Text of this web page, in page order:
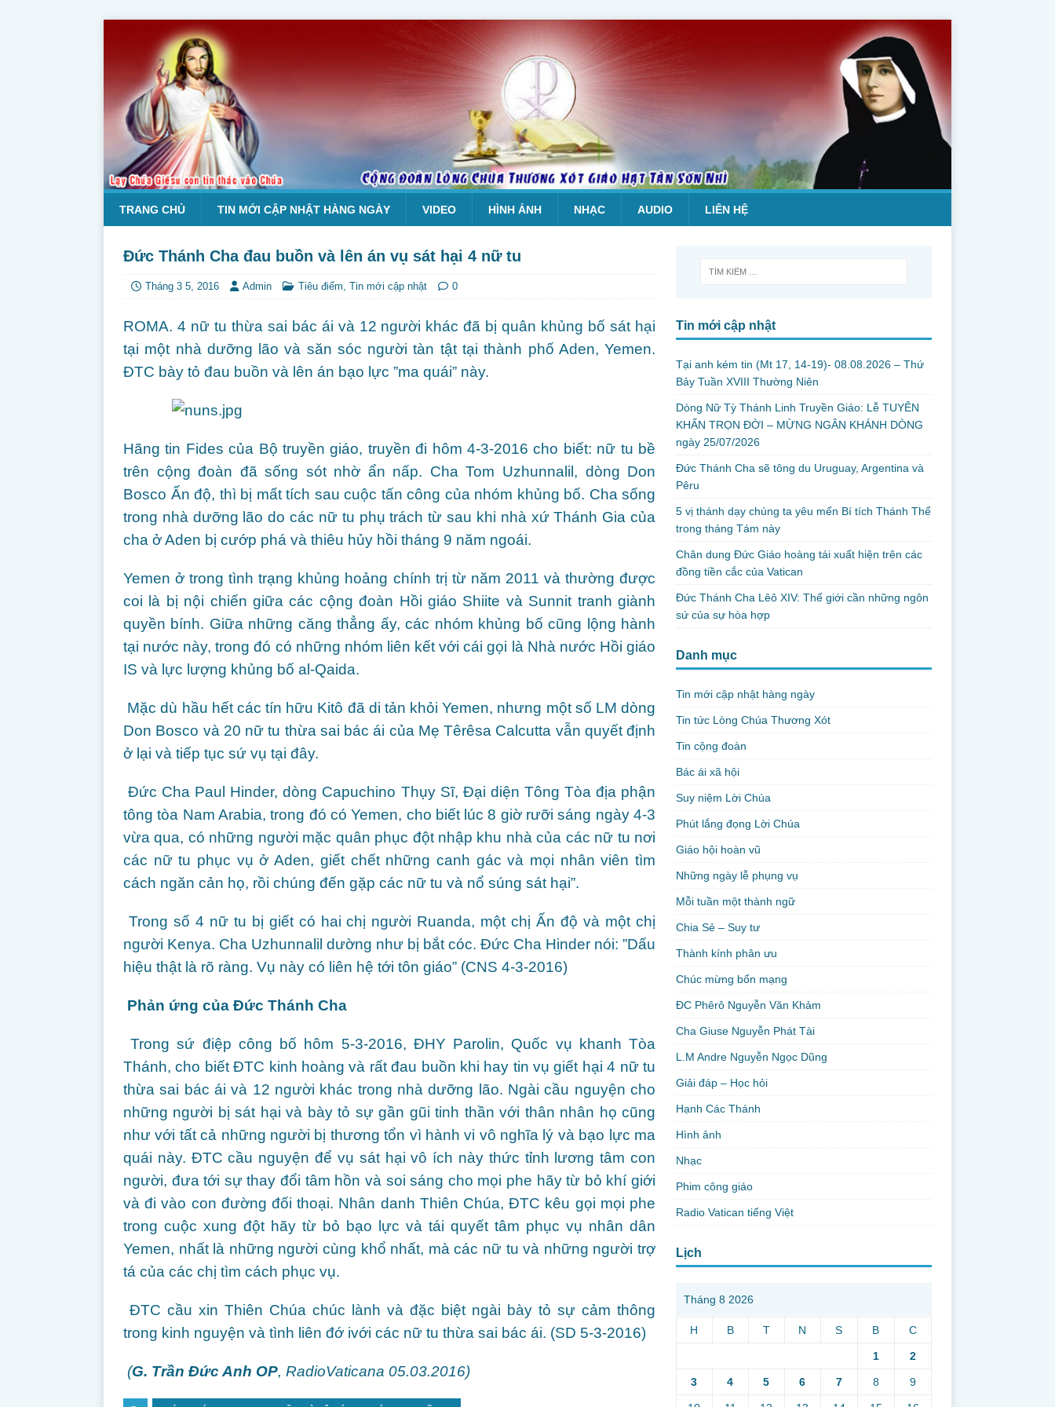
TRANG CHỦ TIN MỚI CẬP NHẬT HÀNG NGÀY VIDEO HÌNH ẢNH NHẠC AUDIO LIÊN HỆ
Đức Thánh Cha đau buồn và lên án vụ sát hại 4 nữ tu
Tháng 3 5, 2016 Admin Tiêu điểm, Tin mới cập nhật 0
ROMA. 4 nữ tu thừa sai bác ái và 12 người khác đã bị quân khủng bố sát hại
tại một nhà dưỡng lão và săn sóc người tàn tật tại thành phố Aden, Yemen.
ĐTC bày tỏ đau buồn và lên án bạo lực ”ma quái” này.
Hãng tin Fides của Bộ truyền giáo, truyền đi hôm 4-3-2016 cho biết: nữ tu bề
trên cộng đoàn đã sống sót nhờ ẩn nấp. Cha Tom Uzhunnalil, dòng Don
Bosco Ấn độ, thì bị mất tích sau cuộc tấn công của nhóm khủng bố. Cha sống
trong nhà dưỡng lão do các nữ tu phụ trách từ sau khi nhà xứ Thánh Gia của
cha ở Aden bị cướp phá và thiêu hủy hồi tháng 9 năm ngoái.
Yemen ở trong tình trạng khủng hoảng chính trị từ năm 2011 và thường được
coi là bị nội chiến giữa các cộng đoàn Hồi giáo Shiite và Sunnit tranh giành
quyền bính. Giữa những căng thẳng ấy, các nhóm khủng bố cũng lộng hành
tại nước này, trong đó có những nhóm liên kết với cái gọi là Nhà nước Hồi giáo
IS và lực lượng khủng bố al-Qaida.
Mặc dù hầu hết các tín hữu Kitô đã di tản khỏi Yemen, nhưng một số LM dòng
Don Bosco và 20 nữ tu thừa sai bác ái của Mẹ Têrêsa Calcutta vẫn quyết định
ở lại và tiếp tục sứ vụ tại đây.
Đức Cha Paul Hinder, dòng Capuchino Thụy Sĩ, Đại diện Tông Tòa địa phận
tông tòa Nam Arabia, trong đó có Yemen, cho biết lúc 8 giờ rưỡi sáng ngày 4-3
vừa qua, có những người mặc quân phục đột nhập khu nhà của các nữ tu nơi
các nữ tu phục vụ ở Aden, giết chết những canh gác và mọi nhân viên tìm
cách ngăn cản họ, rồi chúng đến gặp các nữ tu và nổ súng sát hại”.
Trong số 4 nữ tu bị giết có hai chị người Ruanda, một chị Ấn độ và một chị
người Kenya. Cha Uzhunnalil dường như bị bắt cóc. Đức Cha Hinder nói: ”Dấu
hiệu thật là rõ ràng. Vụ này có liên hệ tới tôn giáo” (CNS 4-3-2016)
Phản ứng của Đức Thánh Cha
Trong sứ điệp công bố hôm 5-3-2016, ĐHY Parolin, Quốc vụ khanh Tòa
Thánh, cho biết ĐTC kinh hoàng và rất đau buồn khi hay tin vụ giết hại 4 nữ tu
thừa sai bác ái và 12 người khác trong nhà dưỡng lão. Ngài cầu nguyện cho
những người bị sát hại và bày tỏ sự gần gũi tinh thần với thân nhân họ cũng
như với tất cả những người bị thương tổn vì hành vi vô nghĩa lý và bạo lực ma
quái này. ĐTC cầu nguyện để vụ sát hại vô ích này thức tỉnh lương tâm con
người, đưa tới sự thay đổi tâm hồn và soi sáng cho mọi phe hãy từ bỏ khí giới
và đi vào con đường đối thoại. Nhân danh Thiên Chúa, ĐTC kêu gọi mọi phe
trong cuộc xung đột hãy từ bỏ bạo lực và tái quyết tâm phục vụ nhân dân
Yemen, nhất là những người cùng khổ nhất, mà các nữ tu và những người trợ
tá của các chị tìm cách phục vụ.
ĐTC cầu xin Thiên Chúa chúc lành và đặc biệt ngài bày tỏ sự cảm thông
trong kinh nguyện và tình liên đớ ivới các nữ tu thừa sai bác ái. (SD 5-3-2016)
(G. Trần Đức Anh OP, RadioVaticana 05.03.2016)
Tin mới cập nhật
Tại anh kém tin (Mt 17, 14-19)- 08.08.2026 – Thứ
Bảy Tuần XVIII Thường Niên
Dòng Nữ Tỳ Thánh Linh Truyền Giáo: Lễ TUYÊN
KHẤN TRỌN ĐỜI – MỪNG NGÂN KHÁNH DÒNG
ngày 25/07/2026
Đức Thánh Cha sẽ tông du Uruguay, Argentina và
Pêru
5 vị thánh dạy chúng ta yêu mến Bí tích Thánh Thể
trong tháng Tám này
Chân dung Đức Giáo hoàng tái xuất hiện trên các
đồng tiền cắc của Vatican
Đức Thánh Cha Lêô XIV: Thế giới cần những ngôn
sứ của sự hòa hợp
Danh mục
Tin mới cập nhật hàng ngày
Tin tức Lòng Chúa Thương Xót
Tin cộng đoàn
Bác ái xã hội
Suy niệm Lời Chúa
Phút lắng đọng Lời Chúa
Giáo hội hoàn vũ
Những ngày lễ phụng vụ
Mỗi tuần một thành ngữ
Chia Sẻ – Suy tư
Thành kính phân ưu
Chúc mừng bổn mạng
ĐC Phêrô Nguyễn Văn Khảm
Cha Giuse Nguyễn Phát Tài
L.M Andre Nguyễn Ngọc Dũng
Giải đáp – Học hỏi
Hạnh Các Thánh
Hình ảnh
Nhạc
Phim công giáo
Radio Vatican tiếng Việt
Lịch
Tháng 8 2026
H B T N S B C
1 2
3 4 5 6 7 8 9